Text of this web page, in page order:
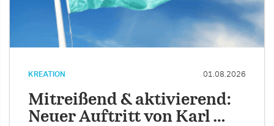
KREATION 01.08.2026
Mitreißend & aktivierend:
Neuer Auftritt von Karl …